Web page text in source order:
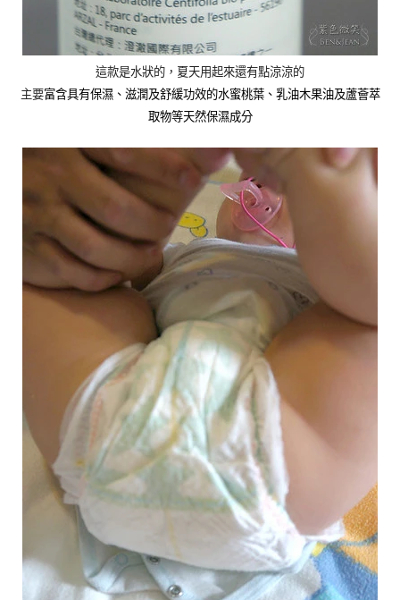
這款是水狀的，夏天用起來還有點涼涼的
主要富含具有保濕、滋潤及舒緩功效的水蜜桃葉、乳油木果油及蘆薈萃
取物等天然保濕成分